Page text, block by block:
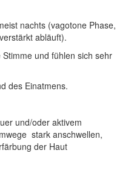
nachts (vagotone Phase,
abläuft).
und fühlen sich sehr
des Einatmens.
und/oder aktivem
stark anschwellen,
der Haut